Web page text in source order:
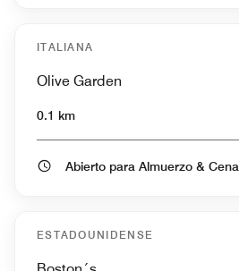
ITALIANA
Olive Garden
0.1 km
Abierto para Almuerzo & Cena
ESTADOUNIDENSE